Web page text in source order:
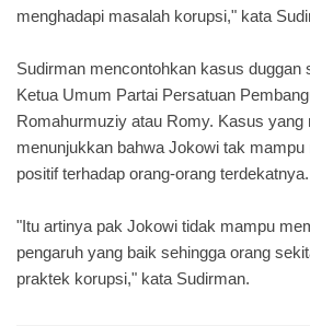
menghadapi masalah korupsi," kata
Sudirman mencontohkan kasus duggan
Ketua Umum Partai Persatuan
Romahurmuziy atau Romy. Kasus yang
menunjukkan bahwa Jokowi tak
positif terhadap orang-orang terdekatnya.
"Itu artinya pak Jokowi tidak mampu
pengaruh yang baik sehingga orang
praktek korupsi," kata Sudirman.